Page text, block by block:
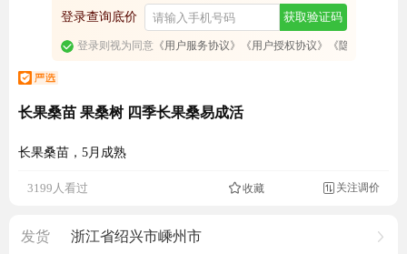
登录查询底价 获取验证码
登录则视为同意《用户服务协议》 《用户授权协议》 《隐私政策》
长果桑苗 果桑树 四季长果桑易成活
长果桑苗，5月成熟
3199人看过
收藏 关注调价
发货 浙江省绍兴市嵊州市